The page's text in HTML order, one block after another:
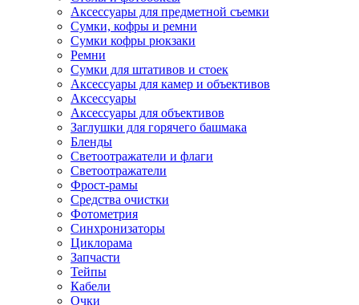
Аксессуары для предметной съемки
Сумки, кофры и ремни
Сумки кофры рюкзаки
Ремни
Сумки для штативов и стоек
Аксессуары для камер и объективов
Аксессуары
Аксессуары для объективов
Заглушки для горячего башмака
Бленды
Светоотражатели и флаги
Светоотражатели
Фрост-рамы
Средства очистки
Фотометрия
Синхронизаторы
Циклорама
Запчасти
Тейпы
Кабели
Очки